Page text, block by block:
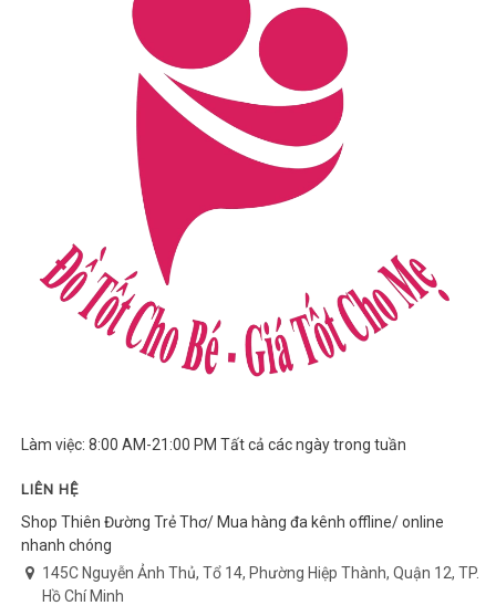
Làm việc: 8:00 AM-21:00 PM Tất cả các ngày trong tuần
LIÊN HỆ
Shop Thiên Đường Trẻ Thơ/ Mua hàng đa kênh offline/ online
nhanh chóng
145C Nguyễn Ảnh Thủ, Tổ 14, Phường Hiệp Thành, Quận 12, TP.
Hồ Chí Minh